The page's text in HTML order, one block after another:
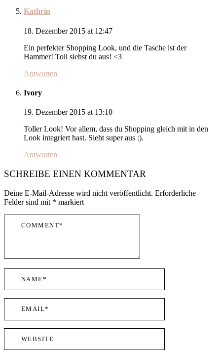
Kathrin
18. Dezember 2015 at 12:47
Ein perfekter Shopping Look, und die Tasche ist der
Hammer! Toll siehst du aus! <3
Antworten
Ivory
19. Dezember 2015 at 13:10
Toller Look! Vor allem, dass du Shopping gleich mit in den
Look integriert hast. Sieht super aus :).
Antworten
SCHREIBE EINEN KOMMENTAR
Deine E-Mail-Adresse wird nicht veröffentlicht. Erforderliche
Felder sind mit * markiert